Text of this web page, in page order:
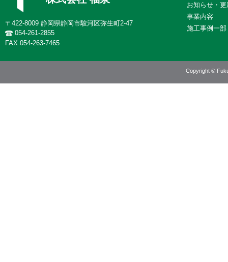
〒422-8009 静岡県静岡市駿河区弥生町2-47
054-261-2855
FAX 054-263-7465
お知らせ・更
事業内容
施工事例一部
Copyright ©